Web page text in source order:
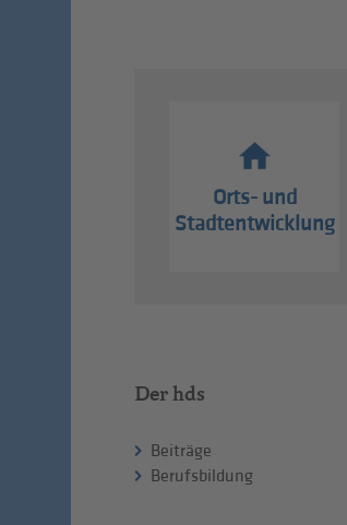
Orts- und
Stadtentwicklung
Der hds
Beiträge
Berufsbildung